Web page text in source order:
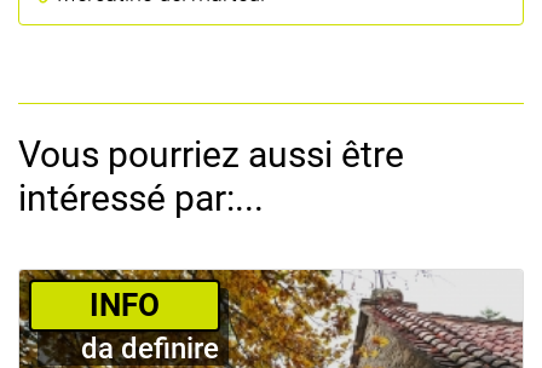
Vous pourriez aussi être
intéressé par:...
­INFO
da definire